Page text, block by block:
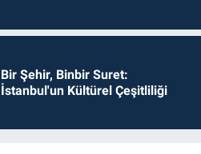
Bir Şehir, Binbir Suret:
İstanbul'un Kültürel Çeşitliliği